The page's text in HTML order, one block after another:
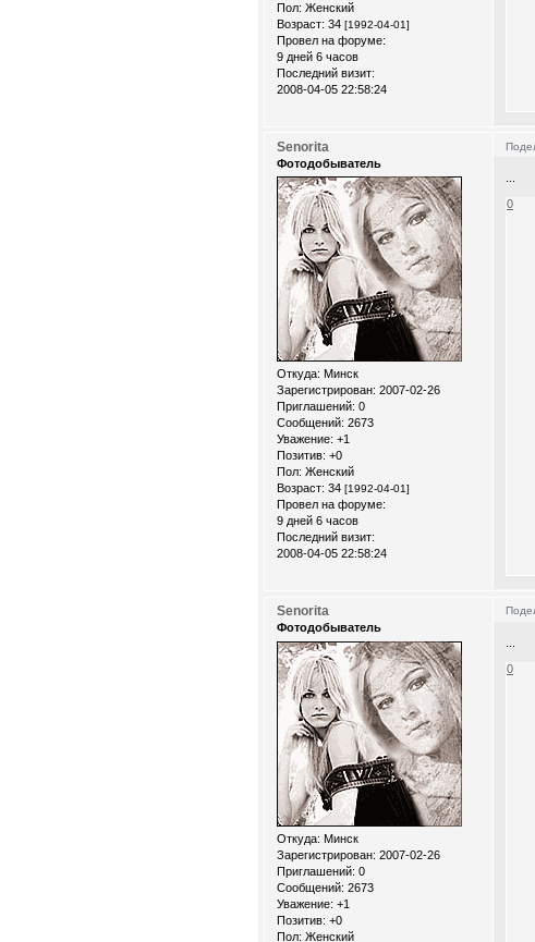
Пол: Женский
Возраст: 34 [1992-04-01]
Провел на форуме:
9 дней 6 часов
Последний визит:
2008-04-05 22:58:24
Senorita
Фотодобыватель
Откуда: Минск
Зарегистрирован: 2007-02-26
Приглашений: 0
Сообщений: 2673
Уважение: +1
Позитив: +0
Пол: Женский
Возраст: 34 [1992-04-01]
Провел на форуме:
9 дней 6 часов
Последний визит:
2008-04-05 22:58:24
...
0
Senorita
Фотодобыватель
Откуда: Минск
Зарегистрирован: 2007-02-26
Приглашений: 0
Сообщений: 2673
Уважение: +1
Позитив: +0
Пол: Женский
0